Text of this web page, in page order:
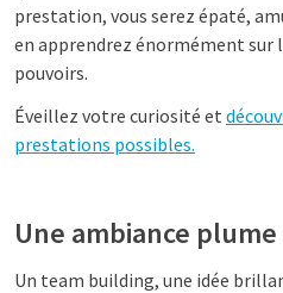
prestation, vous serez épaté,
en apprendrez énormément sur
pouvoirs.
Éveillez votre curiosité et
prestations possibles.
Une ambiance
Un team building, une idée